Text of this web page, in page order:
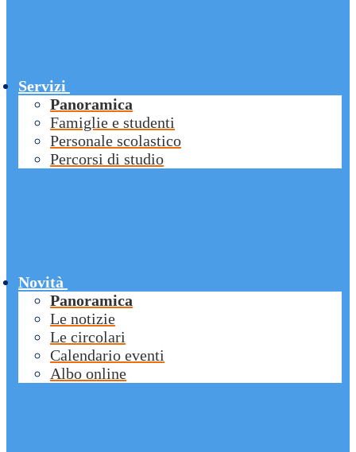
Servizi
Panoramica
Famiglie e studenti
Personale scolastico
Percorsi di studio
Novità
Panoramica
Le notizie
Le circolari
Calendario eventi
Albo online